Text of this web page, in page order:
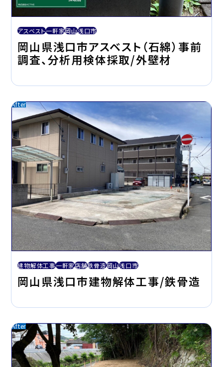
アスベスト一軒家岡山浅口市
岡山県浅口市アスベスト（石綿）事前
調査、分析用検体採取/外壁材
建物解体工事一軒家店舗鉄骨造岡山浅口市
岡山県浅口市建物解体工事/鉄骨造